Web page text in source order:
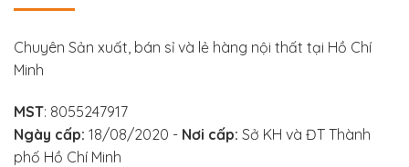
Chuyên Sản xuất, bán sỉ và lẻ hàng nội thất tại Hồ Chí
Minh
MST: 8055247917
Ngày cấp: 18/08/2020 - Nơi cấp: Sở KH và ĐT Thành
phố Hồ Chí Minh